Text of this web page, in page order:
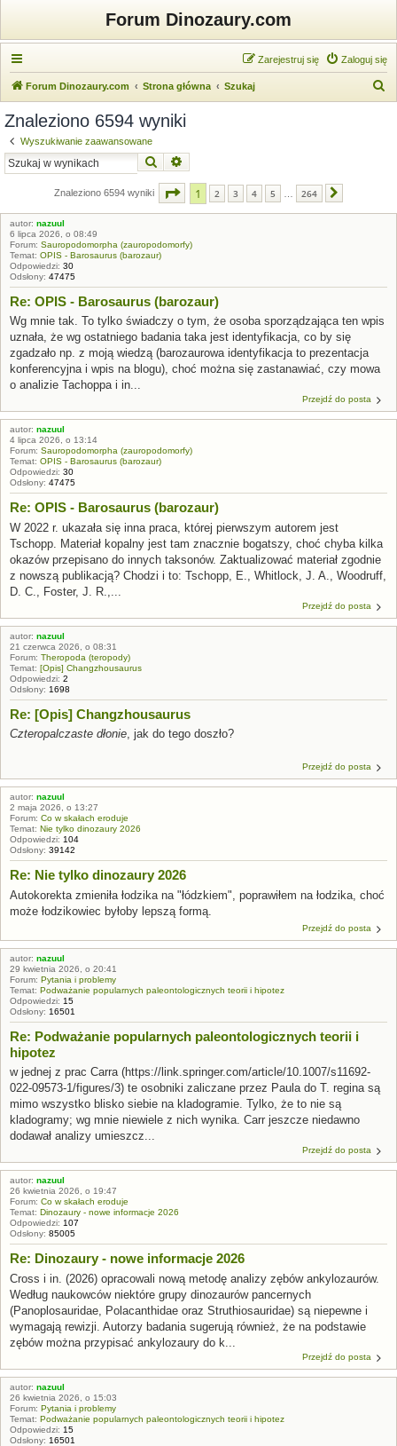
Forum Dinozaury.com
Zaloguj się
Zarejestruj się
Forum Dinozaury.com Strona główna Szukaj
Znaleziono 6594 wyniki
Wyszukiwanie zaawansowane
Szukaj
Znaleziono 6594 wyniki Strona 1z 264
1 2 3 4 5 264
autor: nazuul
6 lipca 2026, o 08:49
Forum: Sauropodomorpha (zauropodomorfy)
Temat: OPIS - Barosaurus (barozaur)
Odpowiedzi: 30
Odsłony: 47475
Re: OPIS - Barosaurus (barozaur)
Wg mnie tak. To tylko świadczy o tym, że osoba sporządzająca ten wpis
uznała, że wg ostatniego badania taka jest identyfikacja, co by się
zgadzało np. z moją wiedzą (barozaurowa identyfikacja to prezentacja
konferencyjna i wpis na blogu), choć można się zastanawiać, czy mowa
o analizie Tachoppa i in...
Przejdź do posta
autor: nazuul
4 lipca 2026, o 13:14
Forum: Sauropodomorpha (zauropodomorfy)
Temat: OPIS - Barosaurus (barozaur)
Odpowiedzi: 30
Odsłony: 47475
Re: OPIS - Barosaurus (barozaur)
W 2022 r. ukazała się inna praca, której pierwszym autorem jest
Tschopp. Materiał kopalny jest tam znacznie bogatszy, choć chyba kilka
okazów przepisano do innych taksonów. Zaktualizować materiał zgodnie
z nowszą publikacją? Chodzi i to: Tschopp, E., Whitlock, J. A., Woodruff,
D. C., Foster, J. R.,...
Przejdź do posta
autor: nazuul
21 czerwca 2026, o 08:31
Forum: Theropoda (teropody)
Temat: [Opis] Changzhousaurus
Odpowiedzi: 2
Odsłony: 1698
Re: [Opis] Changzhousaurus
Czteropalczaste dłonie, jak do tego doszło?
Przejdź do posta
autor: nazuul
2 maja 2026, o 13:27
Forum: Co w skałach eroduje
Temat: Nie tylko dinozaury 2026
Odpowiedzi: 104
Odsłony: 39142
Re: Nie tylko dinozaury 2026
Autokorekta zmieniła łodzika na "łódzkiem", poprawiłem na łodzika, choć
może łodzikowiec byłoby lepszą formą.
Przejdź do posta
autor: nazuul
29 kwietnia 2026, o 20:41
Forum: Pytania i problemy
Temat: Podważanie popularnych paleontologicznych teorii i hipotez
Odpowiedzi: 15
Odsłony: 16501
Re: Podważanie popularnych paleontologicznych teorii i
hipotez
w jednej z prac Carra (https://link.springer.com/article/10.1007/s11692-
022-09573-1/figures/3) te osobniki zaliczane przez Paula do T. regina są
mimo wszystko blisko siebie na kladogramie. Tylko, że to nie są
kladogramy; wg mnie niewiele z nich wynika. Carr jeszcze niedawno
dodawał analizy umieszcz...
Przejdź do posta
autor: nazuul
26 kwietnia 2026, o 19:47
Forum: Co w skałach eroduje
Temat: Dinozaury - nowe informacje 2026
Odpowiedzi: 107
Odsłony: 85005
Re: Dinozaury - nowe informacje 2026
Cross i in. (2026) opracowali nową metodę analizy zębów ankylozaurów.
Według naukowców niektóre grupy dinozaurów pancernych
(Panoplosauridae, Polacanthidae oraz Struthiosauridae) są niepewne i
wymagają rewizji. Autorzy badania sugerują również, że na podstawie
zębów można przypisać ankylozaury do k...
Przejdź do posta
autor: nazuul
26 kwietnia 2026, o 15:03
Forum: Pytania i problemy
Temat: Podważanie popularnych paleontologicznych teorii i hipotez
Odpowiedzi: 15
Odsłony: 16501